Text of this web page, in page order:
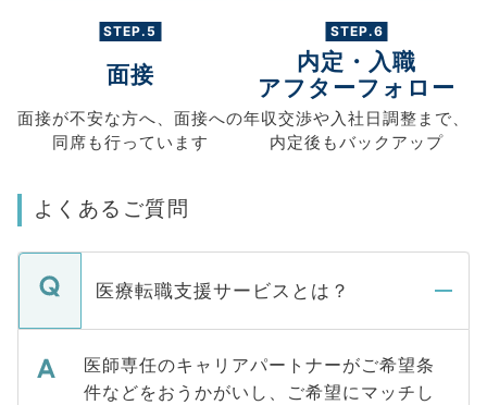
STEP.5
面接
面接が不安な方へ、 面接への
同席も行っています
STEP.6
内定・入職
アフターフォロー
年収交渉や入社日調整まで、
内定後もバックアップ
よくあるご質問
医療転職支援サービスとは？
医師専任のキャリアパートナーがご希望条
件などをおうかがいし、ご希望にマッチし